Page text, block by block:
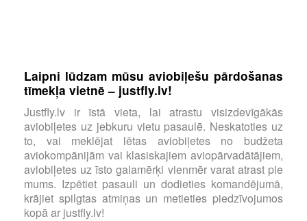
Laipni lūdzam mūsu aviobiļešu pārdošanas
tīmekļa vietnē – justfly.lv!
Justfly.lv ir īstā vieta, lai atrastu visizdevīgākās
aviobiļetes uz jebkuru vietu pasaulē. Neskatoties uz
to, vai meklējat lētas aviobiļetes no budžeta
aviokompānijām vai klasiskajiem aviopārvadātājiem,
aviobiļetes uz īsto galamērķi vienmēr varat atrast pie
mums. Izpētiet pasauli un dodieties komandējumā,
krājiet spilgtas atmiņas un metieties piedzīvojumos
kopā ar justfly.lv!